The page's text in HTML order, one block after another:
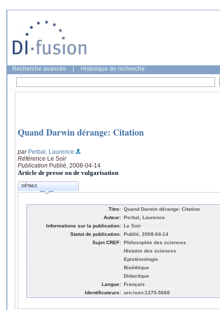
Recherche avancée Historique de recherche
Quand Darwin dérange: Citation
par Perbal, Laurence
Référence Le Soir
Publication Publié, 2008-04-14
Article de presse ou de vulgarisation
DÉTAILS
Titre: Quand Darwin dérange: Citation
Auteur: Perbal, Laurence
Informations sur la publication: Le Soir
Statut de publication: Publié, 2008-04-14
Sujet CREF: Philosophie des sciences
Histoire des sciences
Epistémologie
Bioéthique
Didactique
Langue: Français
Identificateurs: urn:issn:1375-5668